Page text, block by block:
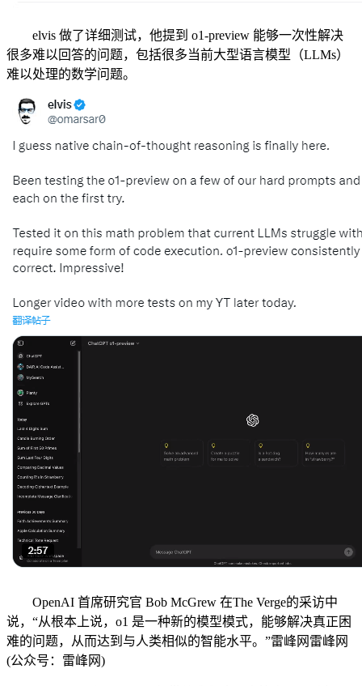
elvis 做了详细测试，他提到 o1-preview 能够一次性解决
很多难以回答的问题，包括很多当前大型语言模型（LLMs）
难以处理的数学问题。
OpenAI 首席研究官 Bob McGrew 在The Verge的采访中
说，“从根本上说，o1 是一种新的模型模式，能够解决真正困
难的问题，从而达到与人类相似的智能水平。”雷峰网雷峰网
(公众号：雷峰网)